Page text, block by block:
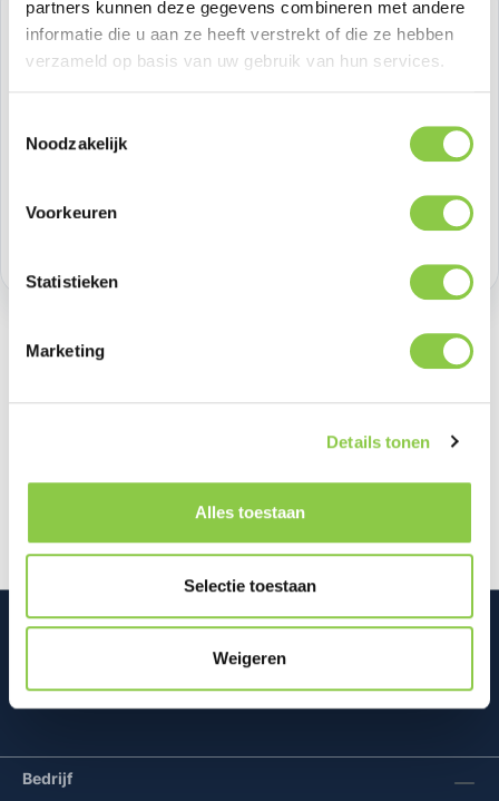
partners kunnen deze gegevens combineren met andere
informatie die u aan ze heeft verstrekt of die ze hebben
verzameld op basis van uw gebruik van hun services.
Noodzakelijk
Voorkeuren
Statistieken
Marketing
Details tonen
Alles toestaan
Selectie toestaan
Weigeren
Normale prijs:
€ 20,65
Prijzen excl. BTW
Producthoeveelheid: Voer de
Productnummer:
Beschrijving
De Klik&Klaar hoezen voor de nieuwe Odido
Bedrijf